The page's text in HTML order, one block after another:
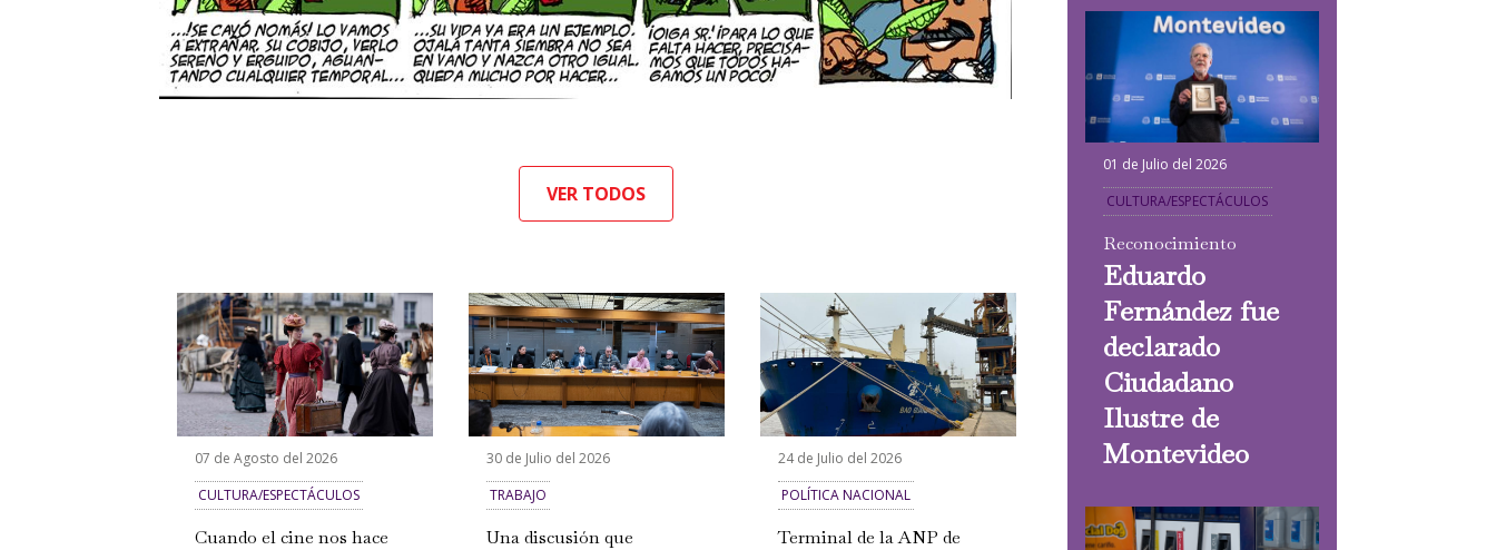
VER TODOS
07 de Agosto del 2026
CULTURA/ESPECTÁCULOS
Cuando el cine nos hace
30 de Julio del 2026
TRABAJO
Una discusión que
24 de Julio del 2026
POLÍTICA NACIONAL
Terminal de la ANP de
01 de Julio del 2026
CULTURA/ESPECTÁCULOS
Reconocimiento
Eduardo
Fernández fue
declarado
Ciudadano
Ilustre de
Montevideo